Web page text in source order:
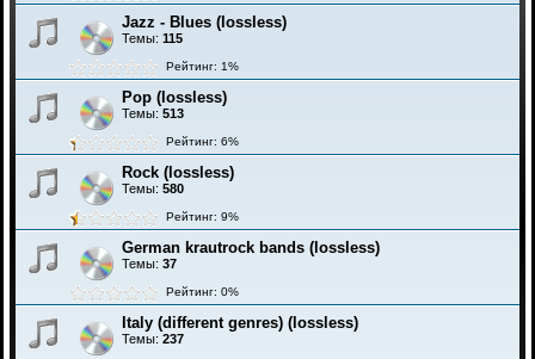
Jazz - Blues (lossless)
Темы: 115
Рейтинг: 1%
Pop (lossless)
Темы: 513
Рейтинг: 6%
Rock (lossless)
Темы: 580
Рейтинг: 9%
German krautrock bands (lossless)
Темы: 37
Рейтинг: 0%
Italy (different genres) (lossless)
Темы: 237